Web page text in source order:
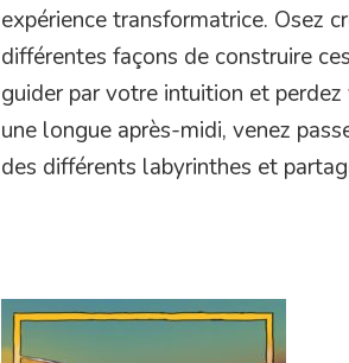
expérience transformatrice. Osez
différentes façons de construire
guider par votre intuition et
une longue après-midi, venez
des différents labyrinthes et